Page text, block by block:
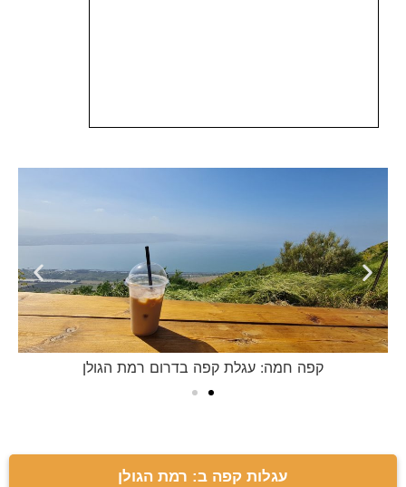
קפה חמה: עגלת קפה בדרום רמת הגולן
עגלות קפה ב: רמת הגולן